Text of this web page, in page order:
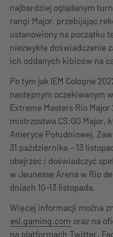
najbardziej oglądanym
rangi Major, przebijając
ustanowiony na początku
niezwykłe doświadczenie
ich oddanych kibiców na
Po tym jak IEM Cologne
następnym oczekiwanym
Extreme Masters Rio
mistrzostwa CS:GO Major,
Ameryce Południowej.
31 października – 13
obejrzeć i doświadczyć
w Jeunesse Arena w Rio
dniach 10-13 listopada.
Więcej informacji można
esl.gaming.com oraz na
na platformach Twitter,